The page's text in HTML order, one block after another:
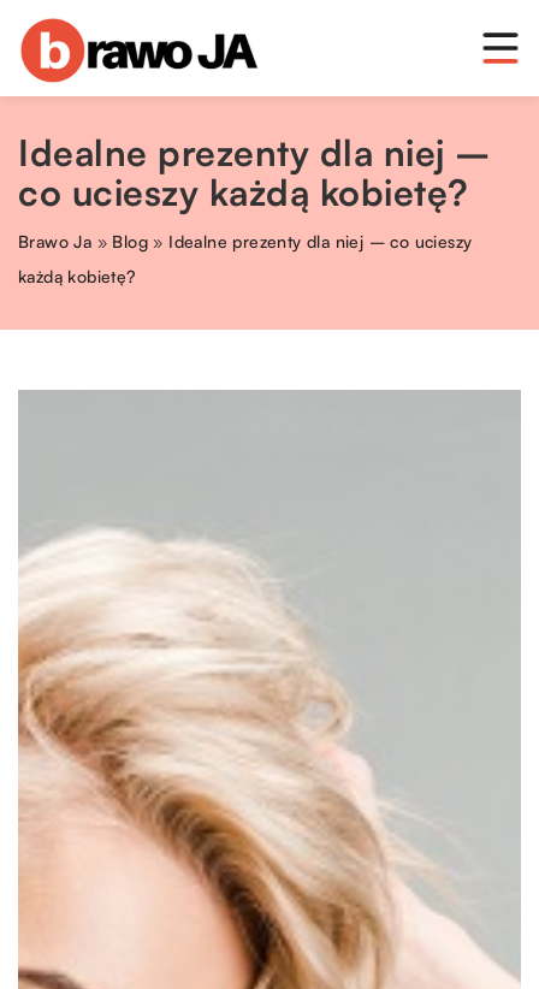
Idealne prezenty dla niej –
co ucieszy każdą kobietę?
Brawo Ja » Blog » Idealne prezenty dla niej – co ucieszy
każdą kobietę?